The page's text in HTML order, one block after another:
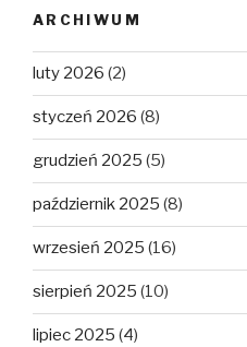
ARCHIWUM
luty 2026 (2)
styczeń 2026 (8)
grudzień 2025 (5)
październik 2025 (8)
wrzesień 2025 (16)
sierpień 2025 (10)
lipiec 2025 (4)